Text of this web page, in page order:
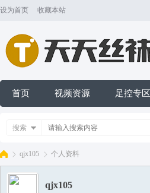
设为首页 收藏本站
首页 视频资源 足控专区
搜索
qjx105 个人资料
qjx105